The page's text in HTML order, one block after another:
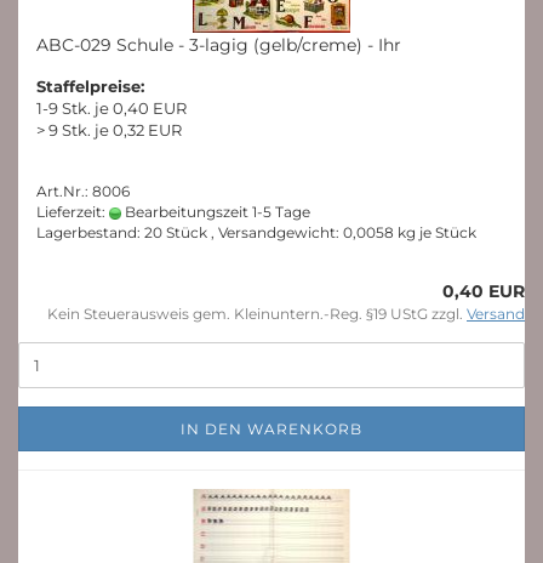
ABC-029 Schule - 3-lagig (gelb/creme) - Ihr
Staffelpreise:
1-9 Stk. je 0,40 EUR
> 9 Stk. je 0,32 EUR
Art.Nr.: 8006
Lieferzeit:
Bearbeitungszeit 1-5 Tage
Lagerbestand: 20 Stück , Versandgewicht: 0,0058 kg je Stück
0,40 EUR
Kein Steuerausweis gem. Kleinuntern.-Reg. §19 UStG zzgl. Versand
IN DEN WARENKORB